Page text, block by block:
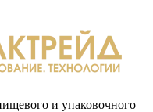
и упаковочного